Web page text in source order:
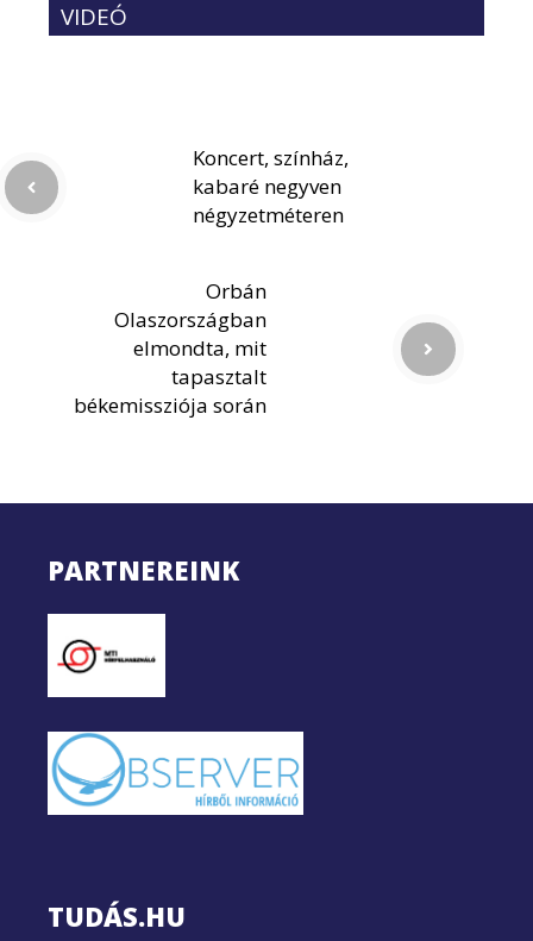
VIDEÓ
Koncert, színház,
kabaré negyven
négyzetméteren
Orbán
Olaszországban
elmondta, mit
tapasztalt
békemissziója során
PARTNEREINK
TUDÁS.HU